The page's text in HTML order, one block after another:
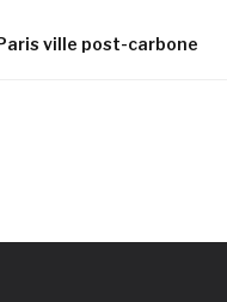
ville post-carbone